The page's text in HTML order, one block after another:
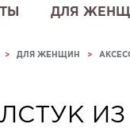
ДЛЯ
> ДЛЯ ЖЕНЩИН >